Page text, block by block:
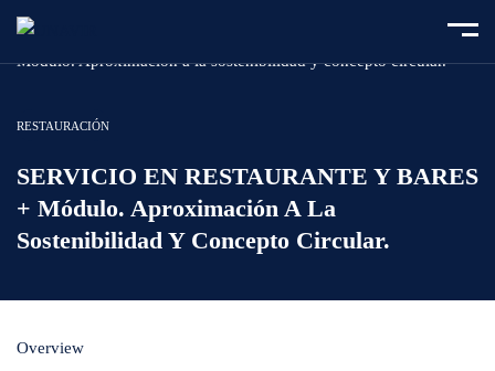
Home
SERVICIO EN RESTAURANTE Y BARES +
Módulo. Aproximación a la sostenibilidad y concepto circular.
RESTAURACIÓN
SERVICIO EN RESTAURANTE Y BARES
+ Módulo. Aproximación A La
Sostenibilidad Y Concepto Circular.
Overview